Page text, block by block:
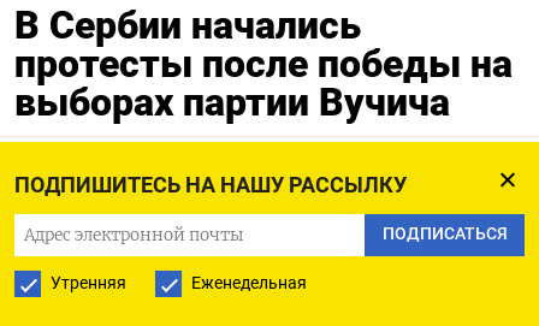
ПОДПИШИТЕСЬ НА НАШУ РАССЫЛКУ
ПОДПИСАТЬСЯ
Утренняя Еженедельная
В Сербии начались
протесты после победы на
выборах партии Вучича